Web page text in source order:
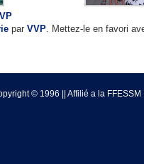
par VVP. Mettez-le en favori
© 1996 || Affilié a la